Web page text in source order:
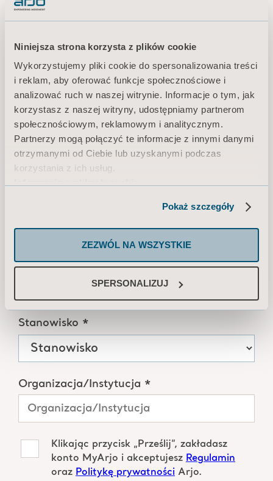
Niniejsza strona korzysta z plików cookie
Wykorzystujemy pliki cookie do spersonalizowania treści
i reklam, aby oferować funkcje społecznościowe i
analizować ruch w naszej witrynie. Informacje o tym, jak
korzystasz z naszej witryny, udostępniamy partnerom
społecznościowym, reklamowym i analitycznym.
Partnerzy mogą połączyć te informacje z innymi danymi
otrzymanymi od Ciebie lub uzyskanymi podczas
korzystania z ich usług.
Pokaż szczegóły
ZEZWÓL NA WSZYSTKIE
SPERSONALIZUJ
Hasło * Wyświetl
Potwierdź hasło * Wyświetl
Kraj *
Kod pocztowy *
Stanowisko *
Organizacja/Instytucja *
Klikając przycisk „Prześlij”, zakładasz
konto MyArjo i akceptujesz Regulamin
oraz Politykę prywatności Arjo.